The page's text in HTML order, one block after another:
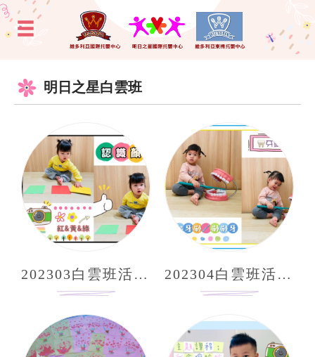
明日之星白雲班
202303白雲班活動照片分享 202304白雲班活動照片分享